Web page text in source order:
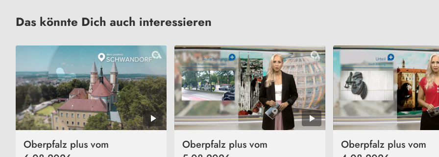
Das könnte Dich auch interessieren
Oberpfalz plus vom
Oberpfalz plus vom
Oberpfalz plus vom